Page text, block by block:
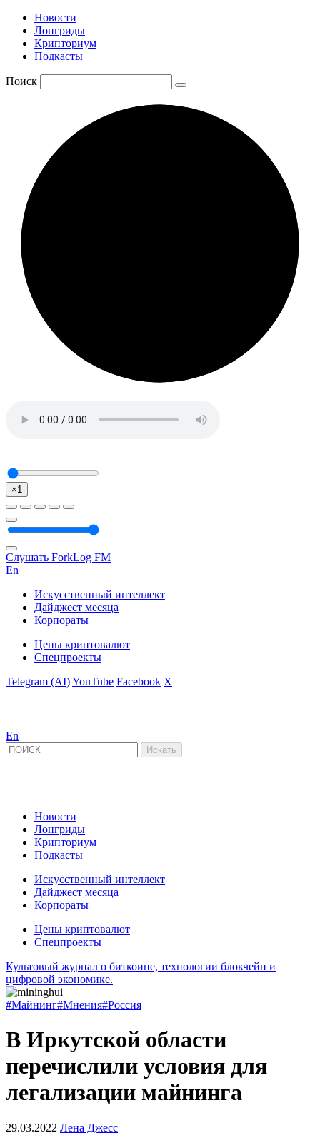
Новости
Лонгриды
Крипториум
Подкасты
Поиск
×1
Слушать ForkLog FM
En
Искусственный интеллект
Дайджест месяца
Корпораты
Цены криптовалют
Спецпроекты
Telegram (AI)YouTube Facebook X
En
Новости
Лонгриды
Крипториум
Подкасты
Искусственный интеллект
Дайджест месяца
Корпораты
Цены криптовалют
Спецпроекты
Культовый журнал о биткоине, технологии блокчейн и
цифровой экономике.
#Майнинг#Мнения#Россия
В Иркутской области
перечислили условия для
легализации майнинга
29.03.2022 Лена Джесс